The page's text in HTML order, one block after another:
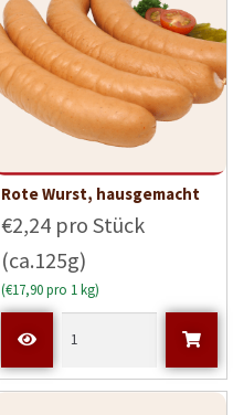
Rote Wurst, hausgemacht
€2,24 pro Stück
(ca.125g)
(€17,90 pro 1 kg)